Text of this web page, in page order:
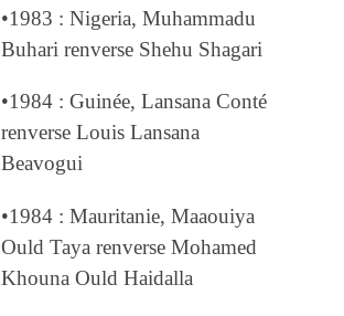
•1983 : Nigeria, Muhammadu
Buhari renverse Shehu Shagari
•1984 : Guinée, Lansana Conté
renverse Louis Lansana
Beavogui
•1984 : Mauritanie, Maaouiya
Ould Taya renverse Mohamed
Khouna Ould Haidalla